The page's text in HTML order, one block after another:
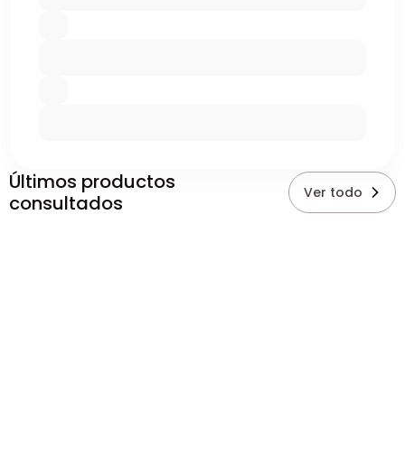
Últimos productos
consultados
Ver todo